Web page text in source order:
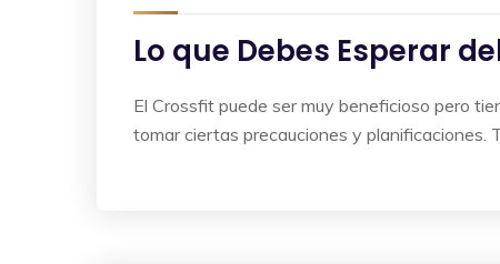
Lo que Debes Esperar
El Crossfit puede ser muy beneficioso pero
tomar ciertas precauciones y planificaciones.